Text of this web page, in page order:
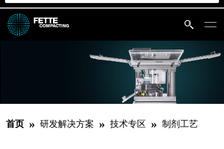
首页 » 研发解决方案 » 技术专区 » 制剂工艺